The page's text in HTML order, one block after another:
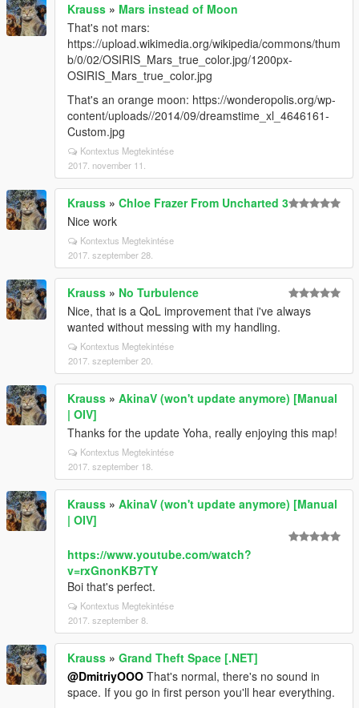
Krauss » Mars instead of Moon
That's not mars:
https://upload.wikimedia.org/wikipedia/commons/thum
b/0/02/OSIRIS_Mars_true_color.jpg/1200px-
OSIRIS_Mars_true_color.jpg
That's an orange moon: https://wonderopolis.org/wp-
content/uploads//2014/09/dreamstime_xl_4646161-
Custom.jpg
Kontextus Megtekintése
2017. november 11.
Krauss » Chloe Frazer From Uncharted 3
Nice work
Kontextus Megtekintése
2017. szeptember 28.
Krauss » No Turbulence
Nice, that is a QoL improvement that i've always
wanted without messing with my handling.
Kontextus Megtekintése
2017. szeptember 20.
Krauss » AkinaV (won't update anymore) [Manual
| OIV]
Thanks for the update Yoha, really enjoying this map!
Kontextus Megtekintése
2017. szeptember 18.
Krauss » AkinaV (won't update anymore) [Manual
| OIV]
https://www.youtube.com/watch?
v=rxGnonKB7TY
Boi that's perfect.
Kontextus Megtekintése
2017. szeptember 8.
Krauss » Grand Theft Space [.NET]
@DmitriyOOO That's normal, there's no sound in
space. If you go in first person you'll hear everything.